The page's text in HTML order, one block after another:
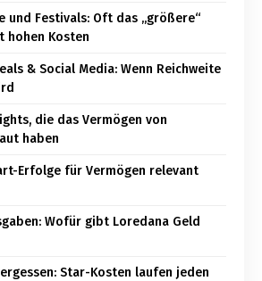
und Festivals: Oft das „größere“
hohen Kosten
& Social Media: Wenn Reichweite
die das Vermögen von
haben
Erfolge für Vermögen relevant
Wofür gibt Loredana Geld
Star-Kosten laufen jeden